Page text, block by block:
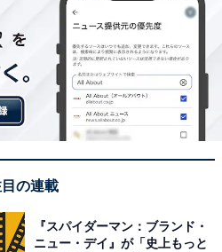
の連載
『スパイダーマン：ブランド・
ニュー・デイ』が「史上もっと